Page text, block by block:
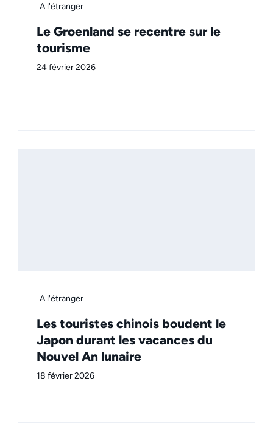
A l'étranger
Le Groenland se recentre sur le
tourisme
24 février 2026
A l'étranger
Les touristes chinois boudent le
Japon durant les vacances du
Nouvel An lunaire
18 février 2026